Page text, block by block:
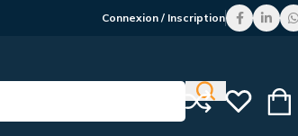
Connexion / Inscription